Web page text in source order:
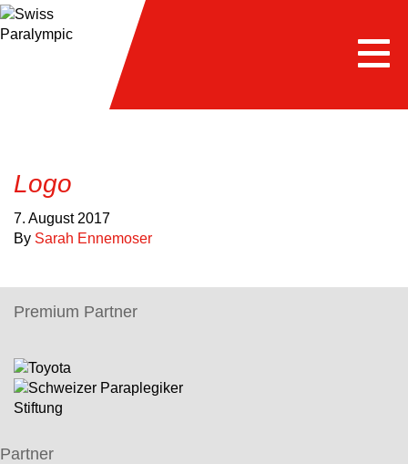
Logo
7. August 2017
By Sarah Ennemoser
Premium Partner
Partner